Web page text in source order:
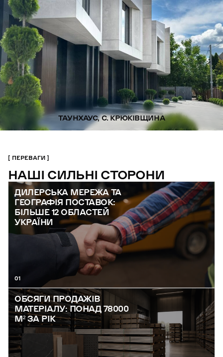
ТАУНХАУС, С. КРЮКІВЩИНА
ПЕРЕВАГИ
НАШІ СИЛЬНІ СТОРОНИ
ДИЛЕРСЬКА МЕРЕЖА ТА
ГЕОГРАФІЯ ПОСТАВОК:
БІЛЬШЕ 12 ОБЛАСТЕЙ
УКРАЇНИ
01
ОБСЯГИ ПРОДАЖІВ
МАТЕРІАЛУ: ПОНАД 78000
М² ЗА РІК